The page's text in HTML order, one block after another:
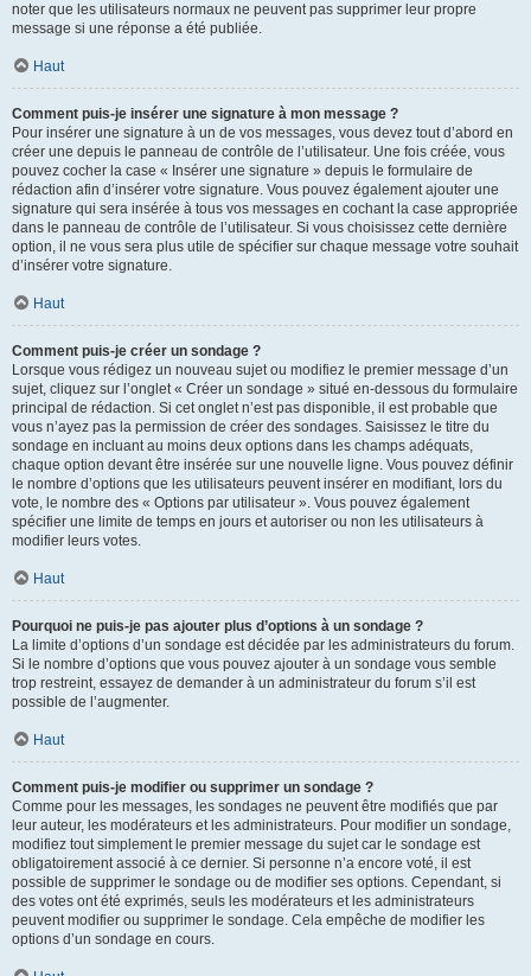
noter que les utilisateurs normaux ne peuvent pas supprimer leur propre
message si une réponse a été publiée.
Haut
Comment puis-je insérer une signature à mon message ?
Pour insérer une signature à un de vos messages, vous devez tout d’abord en
créer une depuis le panneau de contrôle de l’utilisateur. Une fois créée, vous
pouvez cocher la case « Insérer une signature » depuis le formulaire de
rédaction afin d’insérer votre signature. Vous pouvez également ajouter une
signature qui sera insérée à tous vos messages en cochant la case appropriée
dans le panneau de contrôle de l’utilisateur. Si vous choisissez cette dernière
option, il ne vous sera plus utile de spécifier sur chaque message votre souhait
d’insérer votre signature.
Haut
Comment puis-je créer un sondage ?
Lorsque vous rédigez un nouveau sujet ou modifiez le premier message d’un
sujet, cliquez sur l’onglet « Créer un sondage » situé en-dessous du formulaire
principal de rédaction. Si cet onglet n’est pas disponible, il est probable que
vous n’ayez pas la permission de créer des sondages. Saisissez le titre du
sondage en incluant au moins deux options dans les champs adéquats,
chaque option devant être insérée sur une nouvelle ligne. Vous pouvez définir
le nombre d’options que les utilisateurs peuvent insérer en modifiant, lors du
vote, le nombre des « Options par utilisateur ». Vous pouvez également
spécifier une limite de temps en jours et autoriser ou non les utilisateurs à
modifier leurs votes.
Haut
Pourquoi ne puis-je pas ajouter plus d’options à un sondage ?
La limite d’options d’un sondage est décidée par les administrateurs du forum.
Si le nombre d’options que vous pouvez ajouter à un sondage vous semble
trop restreint, essayez de demander à un administrateur du forum s’il est
possible de l’augmenter.
Haut
Comment puis-je modifier ou supprimer un sondage ?
Comme pour les messages, les sondages ne peuvent être modifiés que par
leur auteur, les modérateurs et les administrateurs. Pour modifier un sondage,
modifiez tout simplement le premier message du sujet car le sondage est
obligatoirement associé à ce dernier. Si personne n’a encore voté, il est
possible de supprimer le sondage ou de modifier ses options. Cependant, si
des votes ont été exprimés, seuls les modérateurs et les administrateurs
peuvent modifier ou supprimer le sondage. Cela empêche de modifier les
options d’un sondage en cours.